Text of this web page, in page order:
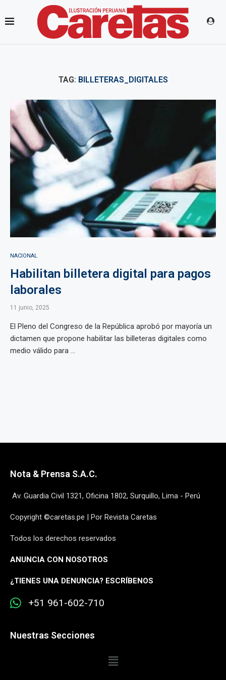
TAG: BILLETERAS_DIGITALES
NACIONAL
Habilitan billetera digital para pagos
laborales
11 junio, 2025
El Pleno del Congreso de la República aprobó por mayoría un
dictamen que propone habilitar las billeteras digitales como
medio válido para ...
Nota & Prensa S.A.C.
Av. Guardia Civil 1321, Oficina 1802, Surquillo, Lima - Perú
Copyright ©caretas.pe | Por Revista Caretas
Todos los derechos reservados
ANUNCIA CON NOSOTROS
¿TIENES UNA DENUNCIA? ESCRÍBENOS
+51 961-602-710
Nuestras Secciones